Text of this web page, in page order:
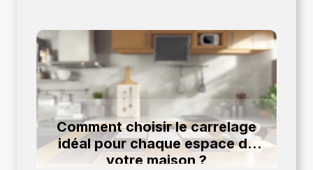
Comment choisir le carrelage
idéal pour chaque espace de
votre maison ?